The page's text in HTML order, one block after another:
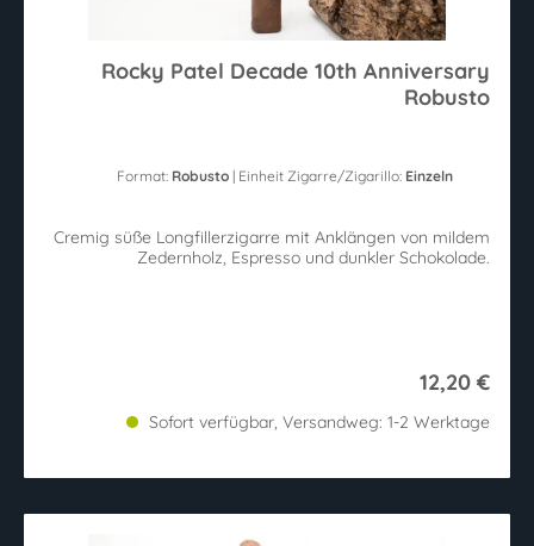
Rocky Patel Decade 10th Anniversary
Robusto
Format: Robusto | Einheit Zigarre/Zigarillo: Einzeln
Cremig süße Longfillerzigarre mit Anklängen von mildem
Zedernholz, Espresso und dunkler Schokolade.
12,20 €
Sofort verfügbar, Versandweg: 1-2 Werktage